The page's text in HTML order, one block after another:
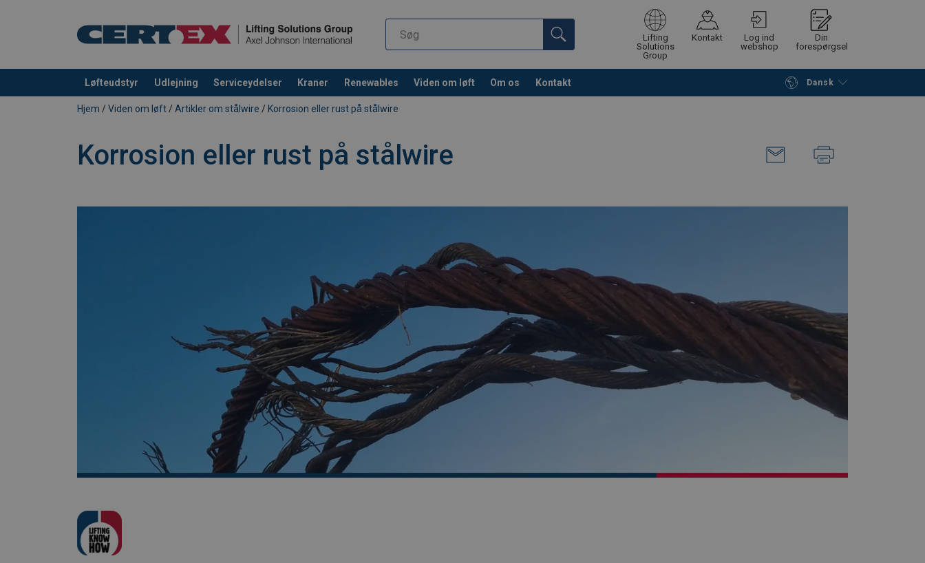
Lifting
Solutions
Group
Kontakt
Log ind
webshop
Din
forespørgsel
Løfteudstyr Udlejning Serviceydelser Kraner Renewables Viden om løft Om os Kontakt Dansk
Produktet blev tilføjet til din forespørgsel Fortsæt Gå til checkout
Hjem / Viden om løft / Artikler om stålwire / Korrosion eller rust på stålwire
Korrosion eller rust på stålwire